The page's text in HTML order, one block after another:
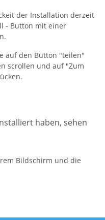
der Installation derzeit
- Button mit einer
auf den Button "teilen"
scrollen und auf "Zum
haben, sehen
Bildschirm und die